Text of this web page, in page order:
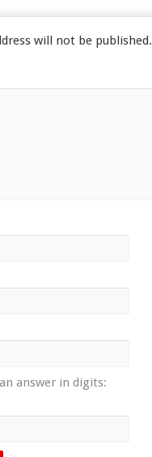
will not be published.
answer in digits: